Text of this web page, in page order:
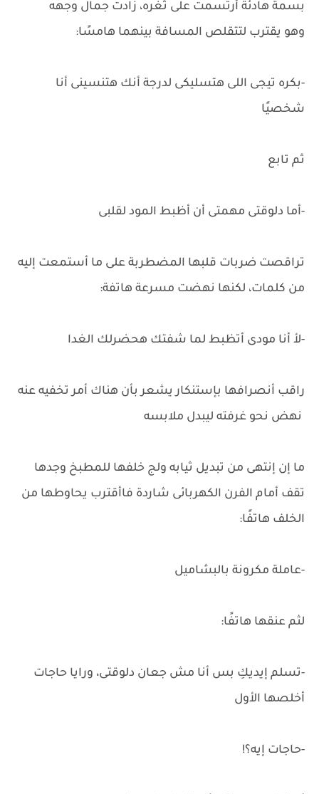
بسمة هادئة أرتسمت على ثغره، زادت جمال وجهه
وهو يقترب لتتقلص المسافة بينهما هامسًا:
-بكره تيجى اللى هتسليكى لدرجة أنك هتنسينى أنا
شخصيًا
ثم تابع
-أما دلوقتى مهمتى أن أظبط المود لقلبى
تراقصت ضربات قلبها المضطربة على ما أستمعت إليه
من كلمات، لكنها نهضت مسرعة هاتفة:
-لأ أنا مودى أتظبط لما شفتك هحضرلك الغدا
راقب أنصرافها بإستنكار يشعر بأن هناك أمر تخفيه عنه
نهض نحو غرفته ليبدل ملابسه
ما إن إنتهى من تبديل ثيابه ولج خلفها للمطبخ وجدها
تقف أمام الفرن الكهربائى شاردة فاأقترب يحاوطها من
الخلف هاتفًا:
-عاملة مكرونة بالبشاميل
لثم عنقها هاتفًا:
-تسلم إيديكِ بس أنا مش جعان دلوقتى، ورايا حاجات
أخلصها الأول
-حاجات إيه؟!